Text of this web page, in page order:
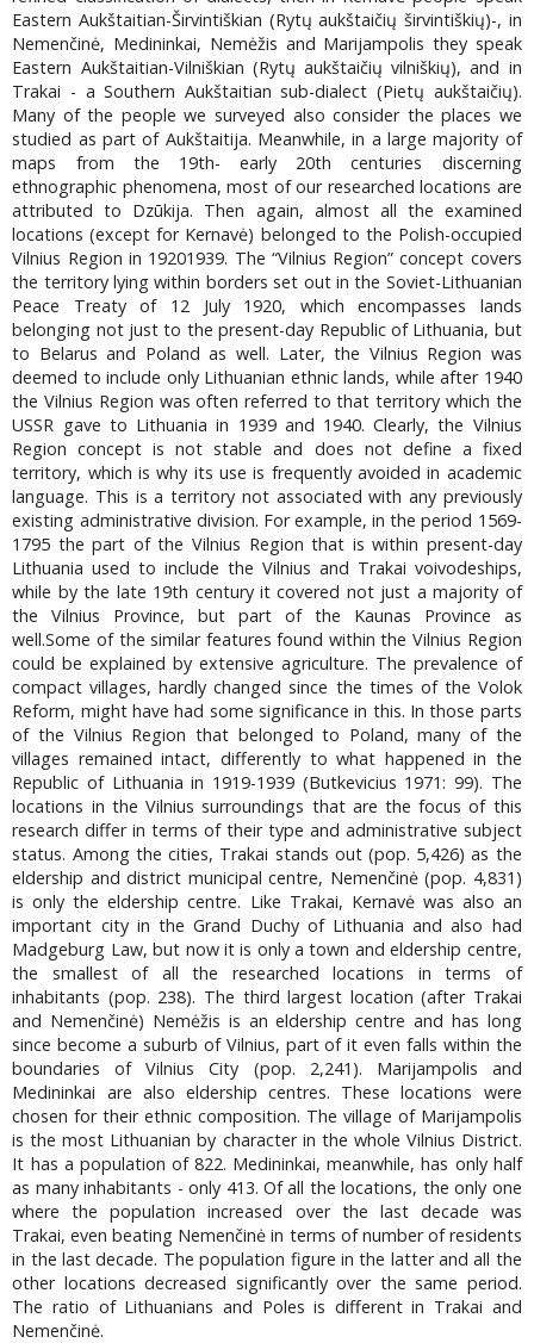
Eastern Aukštaitian-Širvintiškian (Rytų aukštaičių širvintiškių)-, in
Nemenčinė, Medininkai, Nemėžis and Marijampolis they speak
Eastern Aukštaitian-Vilniškian (Rytų aukštaičių vilniškių), and in
Trakai - a Southern Aukštaitian sub-dialect (Pietų aukštaičių).
Many of the people we surveyed also consider the places we
studied as part of Aukštaitija. Meanwhile, in a large majority of
maps from the 19th- early 20th centuries discerning
ethnographic phenomena, most of our researched locations are
attributed to Dzūkija. Then again, almost all the examined
locations (except for Kernavė) belonged to the Polish-occupied
Vilnius Region in 19201939. The “Vilnius Region” concept covers
the territory lying within borders set out in the Soviet-Lithuanian
Peace Treaty of 12 July 1920, which encompasses lands
belonging not just to the present-day Republic of Lithuania, but
to Belarus and Poland as well. Later, the Vilnius Region was
deemed to include only Lithuanian ethnic lands, while after 1940
the Vilnius Region was often referred to that territory which the
USSR gave to Lithuania in 1939 and 1940. Clearly, the Vilnius
Region concept is not stable and does not define a fixed
territory, which is why its use is frequently avoided in academic
language. This is a territory not associated with any previously
existing administrative division. For example, in the period 1569-
1795 the part of the Vilnius Region that is within present-day
Lithuania used to include the Vilnius and Trakai voivodeships,
while by the late 19th century it covered not just a majority of
the Vilnius Province, but part of the Kaunas Province as
well.Some of the similar features found within the Vilnius Region
could be explained by extensive agriculture. The prevalence of
compact villages, hardly changed since the times of the Volok
Reform, might have had some significance in this. In those parts
of the Vilnius Region that belonged to Poland, many of the
villages remained intact, differently to what happened in the
Republic of Lithuania in 1919-1939 (Butkevicius 1971: 99). The
locations in the Vilnius surroundings that are the focus of this
research differ in terms of their type and administrative subject
status. Among the cities, Trakai stands out (pop. 5,426) as the
eldership and district municipal centre, Nemenčinė (pop. 4,831)
is only the eldership centre. Like Trakai, Kernavė was also an
important city in the Grand Duchy of Lithuania and also had
Madgeburg Law, but now it is only a town and eldership centre,
the smallest of all the researched locations in terms of
inhabitants (pop. 238). The third largest location (after Trakai
and Nemenčinė) Nemėžis is an eldership centre and has long
since become a suburb of Vilnius, part of it even falls within the
boundaries of Vilnius City (pop. 2,241). Marijampolis and
Medininkai are also eldership centres. These locations were
chosen for their ethnic composition. The village of Marijampolis
is the most Lithuanian by character in the whole Vilnius District.
It has a population of 822. Medininkai, meanwhile, has only half
as many inhabitants - only 413. Of all the locations, the only one
where the population increased over the last decade was
Trakai, even beating Nemenčinė in terms of number of residents
in the last decade. The population figure in the latter and all the
other locations decreased significantly over the same period.
The ratio of Lithuanians and Poles is different in Trakai and
Nemenčinė.